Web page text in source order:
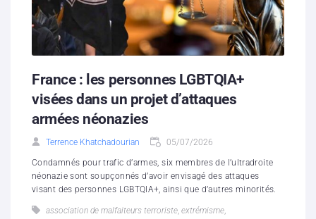
Hébergement solidaire
France : les personnes LGBTQIA+
visées dans un projet d’attaques
armées néonazies
Terrence Khatchadourian 05/07/2026
Condamnés pour trafic d’armes, six membres de l’ultradroite
néonazie sont soupçonnés d’avoir envisagé des attaques
visant des personnes LGBTQIA+, ainsi que d’autres minorités.
association de malfaiteurs terroriste, extrémisme,